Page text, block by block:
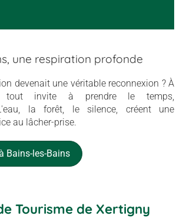
une respiration profonde
devenait une véritable reconnexion ? À
tout invite à prendre le temps,
la forêt, le silence, créent une
au lâcher-prise.
Bains-les-Bains
Tourisme de Xertigny